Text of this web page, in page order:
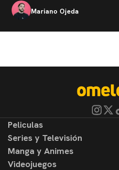
Mariano Ojeda
Peliculas
Noticias
Reseñas
Series y Televisión
Noticias
Reseñas
Manga y Animes
Videojuegos